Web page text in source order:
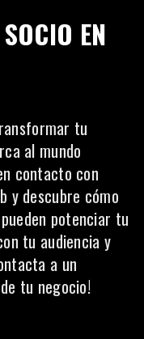
EN
tu
al mundo
contacto con
y descubre cómo
potenciar tu
tu audiencia y
a un
tu negocio!